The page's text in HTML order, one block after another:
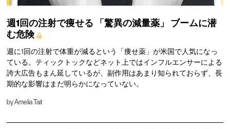
週1回の注射で痩せる 「驚異の減量薬」
ブームに潜
む危険
週に1回の注射で体重が減るという「痩せ薬」が米国で人気になっ
ている。ティックトックなどネット上ではインフルエンサーによる
誇大広告もまん延しているが、副作用はあまり知られておらず、長
期的な影響はまだ明らかになっていない。
byAmelia Tait